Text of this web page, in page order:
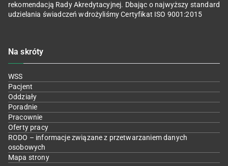
rekomendacją Rady Akredytacyjnej. Dbając o najwyższy standard
udzielania świadczeń wdrożyliśmy Certyfikat ISO 9001:2015
Na skróty
WSS
Pacjent
Oddziały
Poradnie
Pracownie
Oferty pracy
RODO – informacje związane z przetwarzaniem danych
osobowych
Mapa strony